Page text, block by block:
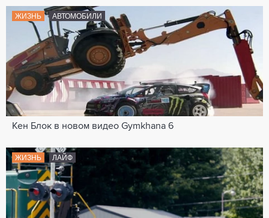
ЖИЗНЬ АВТОМОБИЛИ
Кен Блок в новом видео Gymkhana 6
ЖИЗНЬ ЛАЙФ